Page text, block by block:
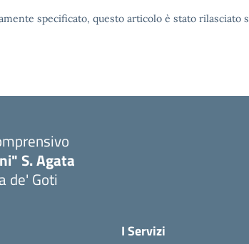
specificato, questo articolo è stato
S. Agata
de' Goti
I Servizi